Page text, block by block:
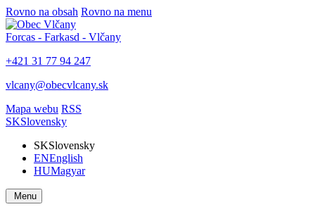
Rovno na obsah Rovno na menu
Forcas - Farkasd - Vlčany
+421 31 77 94 247
vlcany@obecvlcany.sk
Mapa webu RSS
SKSlovensky
SKSlovensky
ENEnglish
HUMagyar
Menu